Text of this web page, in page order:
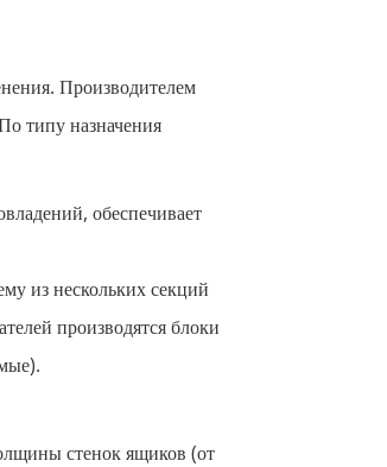
Производителем
типу назначения
обеспечивает
из нескольких секций
производятся блоки
стенок ящиков (от